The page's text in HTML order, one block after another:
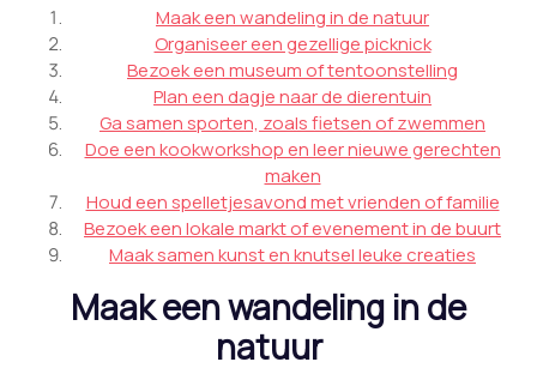
Maak een wandeling in de natuur
Organiseer een gezellige picknick
Bezoek een museum of tentoonstelling
Plan een dagje naar de dierentuin
Ga samen sporten, zoals fietsen of zwemmen
Doe een kookworkshop en leer nieuwe gerechten
maken
Houd een spelletjesavond met vrienden of familie
Bezoek een lokale markt of evenement in de buurt
Maak samen kunst en knutsel leuke creaties
Maak een wandeling in de
natuur